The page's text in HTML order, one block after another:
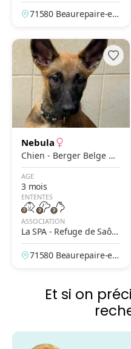
e et Loire – Beaurepaire
en Bresse
71580 Beaurepaire-en-
France
Nebula
Chien - Berger Belge M
alinois
AGE
3 mois
ENTENTES
ASSOCIATION
La SPA - Refuge de Saôn
e et Loire – Beaurepaire
en Bresse
71580 Beaurepaire-en-
Et si on